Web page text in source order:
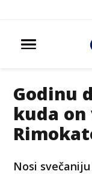
Godinu
kuda on
Nosi